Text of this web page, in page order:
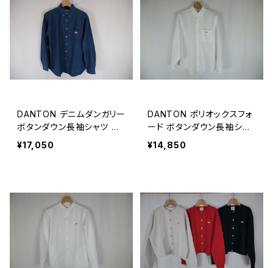
DANTON デニムダンガリー
ボタンダウン長袖シャツ ME
N
¥17,050
DANTON ポリオックスフォ
ード ボタンダウン長袖シャ
ツ MEN
¥14,850